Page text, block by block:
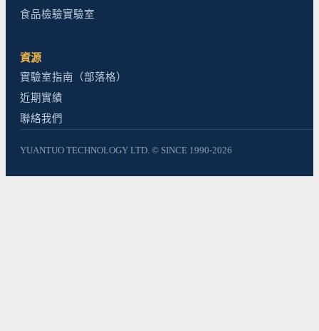
食品檢驗實驗室
資源
實驗室指南（部落格）
近期實績
聯絡我們
YUANTUO TECHNOLOGY LTD. © SINCE 1990-2026